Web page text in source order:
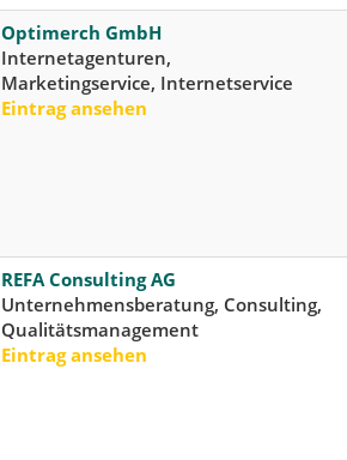
Optimerch GmbH
Internetagenturen,
Marketingservice, Internetservice
Eintrag ansehen
REFA Consulting AG
Unternehmensberatung, Consulting,
Qualitätsmanagement
Eintrag ansehen